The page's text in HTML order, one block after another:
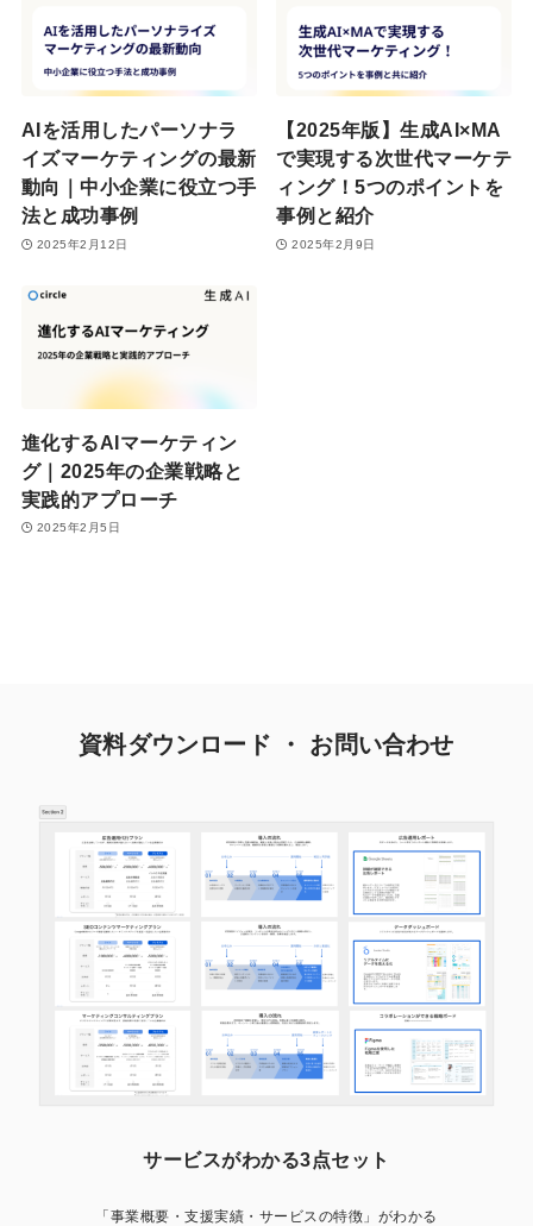
AIを活用したパーソナラ
イズマーケティングの最新
動向｜中小企業に役立つ手
法と成功事例
2025年2月12日
【2025年版】生成AI×MA
で実現する次世代マーケテ
ィング！5つのポイントを
事例と紹介
2025年2月9日
進化するAIマーケティン
グ｜2025年の企業戦略と
実践的アプローチ
2025年2月5日
資料ダウンロード ・ お問い合わせ
サービスがわかる3点セット
「事業概要・支援実績・サービスの特徴」がわかる